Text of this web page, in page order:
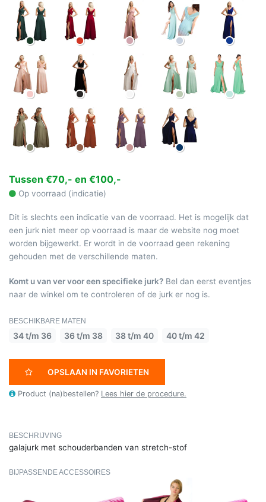
Tussen €70,- en €100,-
Op voorraad (indicatie)
Dit is slechts een indicatie van de voorraad. Het is mogelijk dat
een jurk niet meer op voorraad is maar de website nog moet
worden bijgewerkt. Er wordt in de voorraad geen rekening
gehouden met de verschillende maten.
Komt u van ver voor een specifieke jurk? Bel dan eerst eventjes
naar de winkel om te controleren of de jurk er nog is.
BESCHIKBARE MATEN
34 t/m 36 36 t/m 38 38 t/m 40 40 t/m 42
OPSLAAN IN FAVORIETEN
Product (na)bestellen? Lees hier de procedure.
BESCHRIJVING
galajurk met schouderbanden van stretch-stof
BIJPASSENDE ACCESSOIRES